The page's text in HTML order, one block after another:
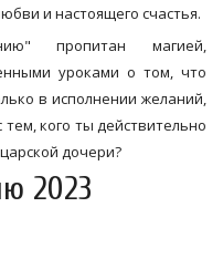
и настоящего счастья.
пропитан магией,
уроками о том, что
в исполнении желаний,
кого ты действительно
дочери?
2023